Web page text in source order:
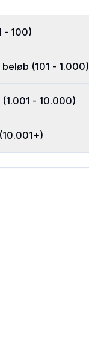
- 100)
(101 - 1.000)
- 10.000)